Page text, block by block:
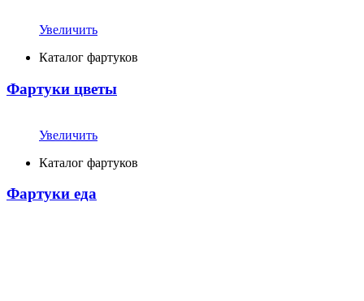
Увеличить
Каталог фартуков
Фартуки цветы
Увеличить
Каталог фартуков
Фартуки еда